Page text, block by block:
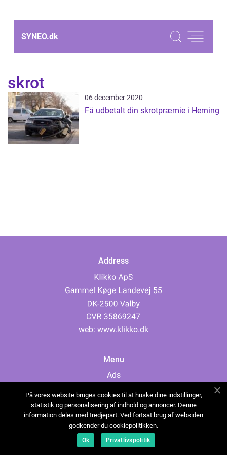
SYNEO.dk
skrot
06 december 2020
Få udbetalt din skrotpræmie i Herning
Address
web: www.klikko.dk
Menu
Ads
Cookies
Contact
Sitemap
På vores website bruges cookies til at huske dine indstillinger,
statistik og personalisering af indhold og annoncer. Denne
information deles med tredjepart. Ved fortsat brug af websiden
godkender du cookiepolitikken.
Ok Privatlivspolitik